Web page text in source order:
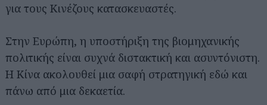
για τους Κινέζους κατασκευαστές.
Στην Ευρώπη, η υποστήριξη της βιομηχανικής
πολιτικής είναι συχνά διστακτική και ασυντόνιστη.
Η Κίνα ακολουθεί μια σαφή στρατηγική εδώ και
πάνω από μια δεκαετία.